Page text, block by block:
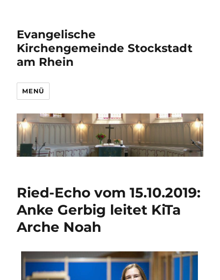
Evangelische
Kirchengemeinde Stockstadt
am Rhein
MENÜ
Ried-Echo vom 15.10.2019:
Anke Gerbig leitet KiTa
Arche Noah